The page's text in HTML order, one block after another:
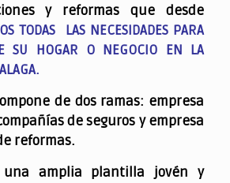
y reformas que desde
TODAS LAS NECESIDADES PARA
SU HOGAR O NEGOCIO EN LA
de dos ramas: empresa
de seguros y empresa
reformas.
una amplia plantilla jovén y